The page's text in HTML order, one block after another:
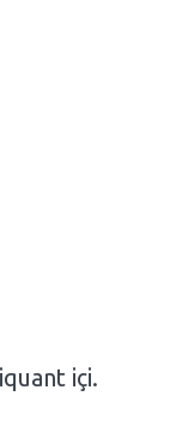
içi.